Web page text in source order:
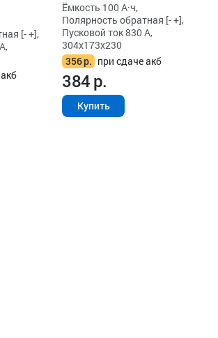
[- +],
Ёмкость 100 А·ч,
Полярность обратная [- +],
Пусковой ток 830 А,
304x173x230
356р. при сдаче акб
384р.
Купить